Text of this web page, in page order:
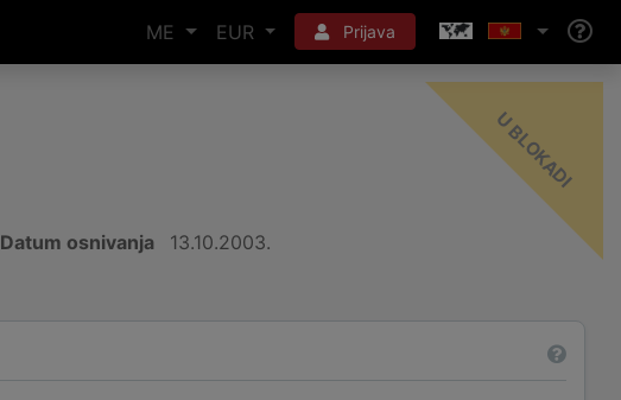
ME EUR Prijava
-
I
Datum osnivanja 13.10.2003.